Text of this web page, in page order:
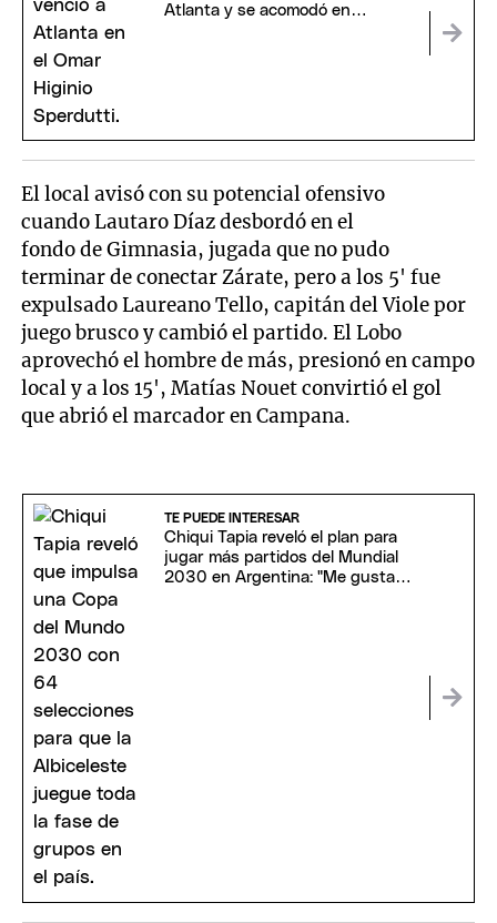
Atlanta y se acomodó en
El local avisó con su potencial ofensivo
cuando Lautaro Díaz desbordó en el
fondo de Gimnasia, jugada que no pudo
terminar de conectar Zárate, pero a los 5' fue
expulsado Laureano Tello, capitán del Viole por
juego brusco y cambió el partido. El Lobo
aprovechó el hombre de más, presionó en campo
local y a los 15', Matías Nouet convirtió el gol
que abrió el marcador en Campana.
TE PUEDE INTERESAR
Chiqui Tapia reveló el plan para
jugar más partidos del Mundial
2030 en Argentina: "Me gustaría